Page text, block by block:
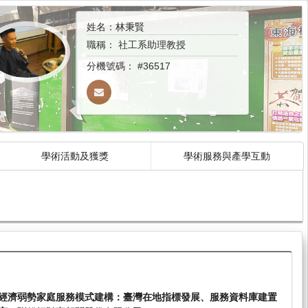
姓名：林秉賢
職稱： 社工系助理教授
分機號碼： #36517
學術活動及獲獎 學術服務與產學互動
濟弱勢家庭服務模式建構：臺灣在地指標發展、服務資料庫建置